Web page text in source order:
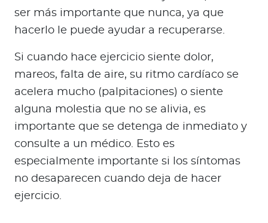
ser más importante que nunca, ya que
hacerlo le puede ayudar a recuperarse.
Si cuando hace ejercicio siente dolor,
mareos, falta de aire, su ritmo cardíaco se
acelera mucho (palpitaciones) o siente
alguna molestia que no se alivia, es
importante que se detenga de inmediato y
consulte a un médico. Esto es
especialmente importante si los síntomas
no desaparecen cuando deja de hacer
ejercicio.